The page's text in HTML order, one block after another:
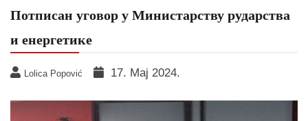
Потписан уговор у Министарству рударства
и енергетике
Lolica Popović 17. Мај 2024.